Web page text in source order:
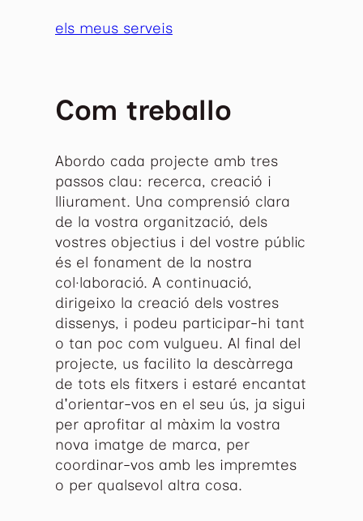
els meus serveis
Com treballo
Abordo cada projecte amb tres
passos clau: recerca, creació i
lliurament. Una comprensió clara
de la vostra organització, dels
vostres objectius i del vostre públic
és el fonament de la nostra
col·laboració. A continuació,
dirigeixo la creació dels vostres
dissenys, i podeu participar-hi tant
o tan poc com vulgueu. Al final del
projecte, us facilito la descàrrega
de tots els fitxers i estaré encantat
d'orientar-vos en el seu ús, ja sigui
per aprofitar al màxim la vostra
nova imatge de marca, per
coordinar-vos amb les impremtes
o per qualsevol altra cosa.